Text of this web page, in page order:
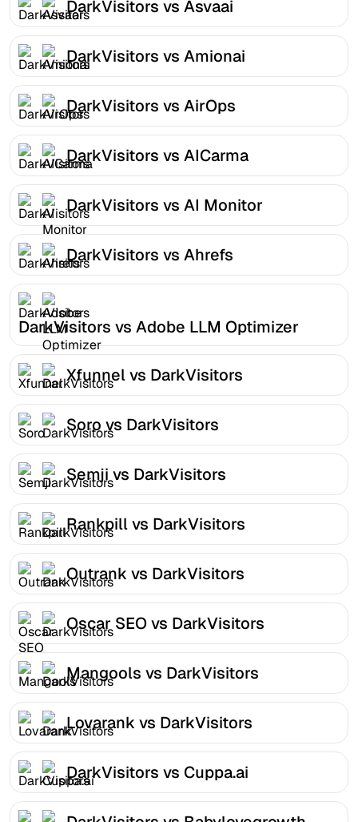
DarkVisitors vs Asvaai
DarkVisitors vs Amionai
DarkVisitors vs AirOps
DarkVisitors vs AICarma
DarkVisitors vs AI Monitor
DarkVisitors vs Ahrefs
DarkVisitors vs Adobe LLM Optimizer
Xfunnel vs DarkVisitors
Soro vs DarkVisitors
Semji vs DarkVisitors
Rankpill vs DarkVisitors
Outrank vs DarkVisitors
Oscar SEO vs DarkVisitors
Mangools vs DarkVisitors
Lovarank vs DarkVisitors
DarkVisitors vs Cuppa.ai